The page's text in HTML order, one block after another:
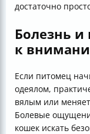
достаточно
Болезнь
к
Если питомец
одеялом,
вялым или
Болевые
кошек искать